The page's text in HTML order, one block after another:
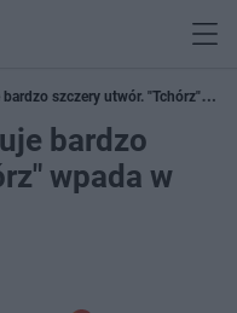
szczery utwór. "Tchórz"
bardzo
wpada w